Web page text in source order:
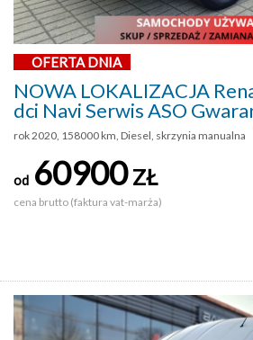
OFERTA DNIA
NOWA LOKALIZACJA
dci Navi Serwis ASO
rok 2020, 158000 km, Diesel, skrzynia manualna
od 60900ZŁ
cena brutto (faktura vat-marża)